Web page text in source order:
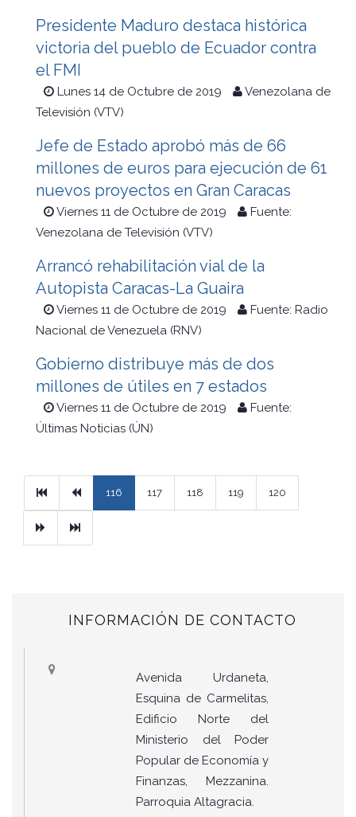
Presidente Maduro destaca histórica
victoria del pueblo de Ecuador contra
el FMI
Lunes 14 de Octubre de 2019
Venezolana de
Televisión (VTV)
Jefe de Estado aprobó más de 66
millones de euros para ejecución de 61
nuevos proyectos en Gran Caracas
Viernes 11 de Octubre de 2019
Fuente:
Venezolana de Televisión (VTV)
Arrancó rehabilitación vial de la
Autopista Caracas-La Guaira
Viernes 11 de Octubre de 2019
Fuente: Radio
Nacional de Venezuela (RNV)
Gobierno distribuye más de dos
millones de útiles en 7 estados
Viernes 11 de Octubre de 2019
Fuente:
Últimas Noticias (ÚN)
PrimeraPrevious
116 117 118 119 120
Ultimo
INFORMACIÓN DE CONTACTO
Avenida Urdaneta,
Esquina de Carmelitas,
Edificio Norte del
Ministerio del Poder
Popular de Economía y
Finanzas, Mezzanina.
Parroquia Altagracia.